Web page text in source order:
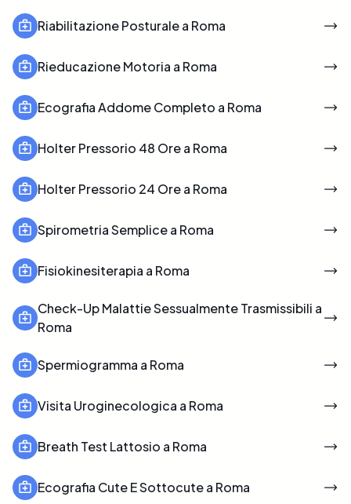
Riabilitazione Posturale a Roma
Rieducazione Motoria a Roma
Ecografia Addome Completo a Roma
Holter Pressorio 48 Ore a Roma
Holter Pressorio 24 Ore a Roma
Spirometria Semplice a Roma
Fisiokinesiterapia a Roma
Check-Up Malattie Sessualmente Trasmissibili a
Roma
Spermiogramma a Roma
Visita Uroginecologica a Roma
Breath Test Lattosio a Roma
Ecografia Cute E Sottocute a Roma